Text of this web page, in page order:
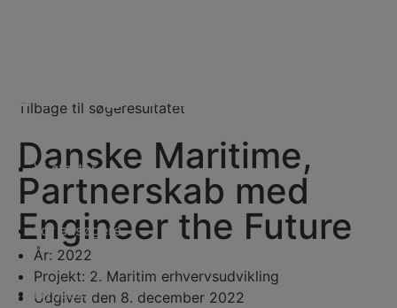
Vi støtter
For ansøgere
Nyheder
Tilbage til søgeresultatet
Danske Maritime,
Partnerskab med
Engineer the Future
År: 2022
Projekt: 2. Maritim erhvervsudvikling
Udgivet den 8. december 2022